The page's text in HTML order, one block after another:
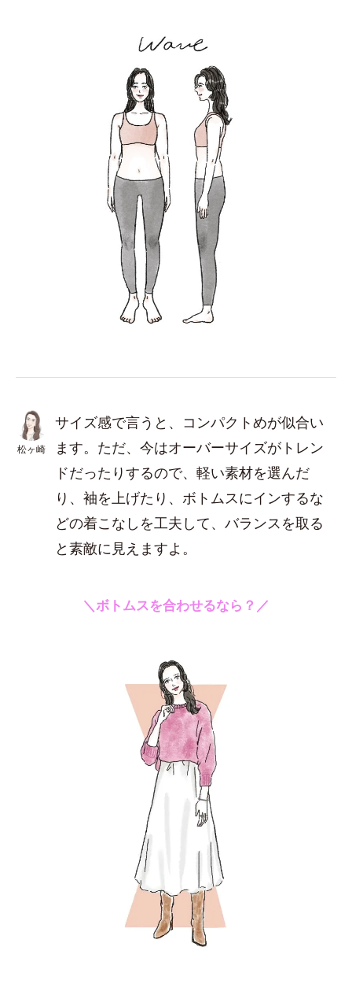
松ヶ崎
サイズ感で言うと、コンパクトめが似合い
ます。ただ、今はオーバーサイズがトレン
ドだったりするので、軽い素材を選んだ
り、袖を上げたり、ボトムスにインするな
どの着こなしを工夫して、バランスを取る
と素敵に見えますよ。
＼ボトムスを合わせるなら？／